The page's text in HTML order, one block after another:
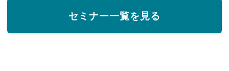
セミナー一覧を見る